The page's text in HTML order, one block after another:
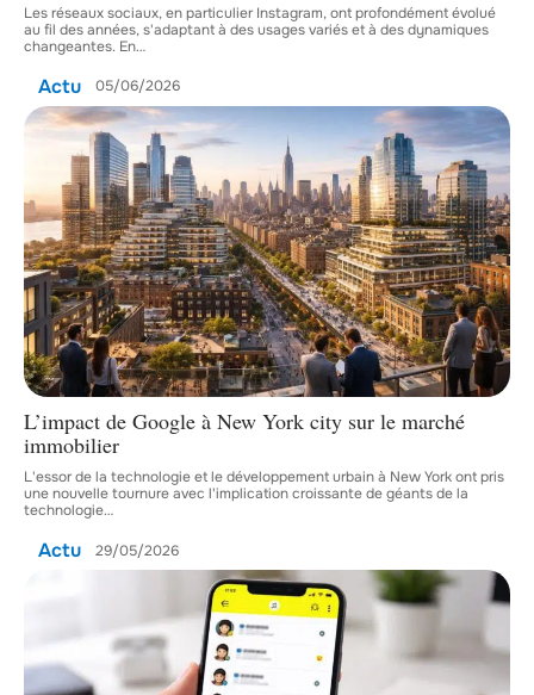
Les réseaux sociaux, en particulier Instagram, ont profondément évolué
au fil des années, s'adaptant à des usages variés et à des dynamiques
changeantes. En…
Actu 05/06/2026
L’impact de Google à New York city sur le marché
immobilier
L'essor de la technologie et le développement urbain à New York ont pris
une nouvelle tournure avec l'implication croissante de géants de la
technologie…
Actu 29/05/2026